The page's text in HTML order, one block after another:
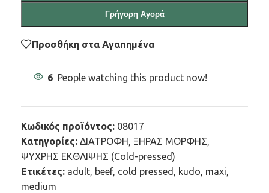
Γρήγορη Αγορά
Προσθήκη στα Αγαπημένα
6 People watching this product now!
Κωδικός προϊόντος: 08017
Κατηγορίες: ΔΙΑΤΡΟΦΗ, ΞΗΡΑΣ ΜΟΡΦΗΣ,
ΨΥΧΡΗΣ ΕΚΘΛΙΨΗΣ (Cold-pressed)
Ετικέτες: adult, beef, cold pressed , kudo, maxi,
medium